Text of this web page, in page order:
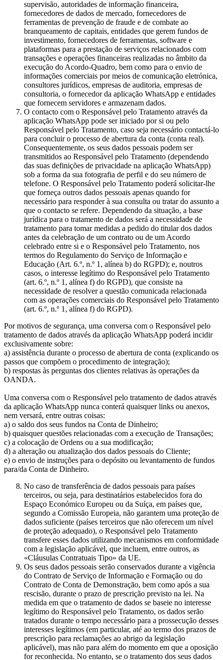
supervisão, autoridades de informação financeira,
fornecedores de dados de mercado, fornecedores de
ferramentas de prevenção de fraude e de combate ao
branqueamento de capitais, entidades que gerem fundos de
investimento, fornecedores de ferramentas, software e
plataformas para a prestação de serviços relacionados com
transações e operações financeiras realizadas no âmbito da
execução do Acordo-Quadro, bem como para o envio de
informações comerciais por meios de comunicação eletrónica,
consultores jurídicos, empresas de auditoria, empresas de
consultoria, o fornecedor da aplicação WhatsApp e entidades
que fornecem servidores e armazenam dados.
O contacto com o Responsável pelo Tratamento através da
aplicação WhatsApp pode ser iniciado por si ou pelo
Responsável pelo Tratamento, caso seja necessário contactá-lo
para concluir o processo de abertura da conta (conta real).
Consequentemente, os seus dados pessoais podem ser
transmitidos ao Responsável pelo Tratamento (dependendo
das suas definições de privacidade na aplicação WhatsApp)
sob a forma da sua fotografia de perfil e do seu número de
telefone. O Responsável pelo Tratamento poderá solicitar-lhe
que forneça outros dados pessoais apenas quando for
necessário para responder à sua consulta ou tratar do assunto a
que o contacto se refere. Dependendo da situação, a base
jurídica para o tratamento de dados será a necessidade de
tratamento para tomar medidas a pedido do titular dos dados
antes da celebração de um contrato ou de um Acordo
celebrado entre si e o Responsável pelo Tratamento, nos
termos do Regulamento do Serviço de Informação e
Educação (Art. 6.º, n.º 1, alínea b) do RGPD); e, noutros
casos, o interesse legítimo do Responsável pelo Tratamento
(art. 6.º, n.º 1, alínea f) do RGPD), que consiste na
necessidade de resolver a questão comunicada relacionada
com as operações comerciais do Responsável pelo Tratamento
(art. 6.º, n.º 1, alínea f) do RGPD).
Por motivos de segurança, uma conversa com o Responsável pelo
tratamento de dados através da aplicação WhatsApp poderá incidir
exclusivamente sobre:
a) assistência durante o processo de abertura de conta (explicando os
passos que compõem o procedimento de integração);
b) respostas às perguntas dos clientes relativas às operações da
OANDA.
Uma conversa com o Responsável pelo tratamento de dados através
da aplicação WhatsApp nunca conterá quaisquer links ou anexos,
nem versará, entre outras coisas:
a) o saldo dos seus fundos na Conta de Dinheiro;
b) quaisquer questões relacionadas com a execução de Transações;
c) a colocação de Ordens ou a sua modificação;
d) a alteração ou atualização dos dados pessoais do Cliente;
e) o envio de instruções para o depósito ou levantamento de fundos
para/da Conta de Dinheiro.
No caso de transferência de dados pessoais para países
terceiros, ou seja, para destinatários estabelecidos fora do
Espaço Económico Europeu ou da Suíça, em países que,
segundo a Comissão Europeia, não garantem uma proteção de
dados suficiente (países terceiros que não oferecem um nível
de proteção adequado), o Responsável pelo Tratamento
transfere esses dados utilizando mecanismos em conformidade
com a legislação aplicável, que incluem, entre outros, as
«Cláusulas Contratuais Tipo» da UE.
Os seus dados pessoais serão conservados durante a vigência
do Contrato de Serviço de Informação e Formação ou do
Contrato de Conta de Demonstração, bem como após a sua
rescisão, durante o prazo de prescrição previsto na lei. Na
medida em que o tratamento de dados se baseie no interesse
legítimo do Responsável pelo Tratamento, os dados serão
tratados durante o tempo necessário para a prossecução desses
interesses legítimos (em particular, até ao termo dos prazos de
prescrição para reclamações ao abrigo da legislação
aplicável), mas não para além do momento em que a oposição
for reconhecida. No entanto, se o tratamento dos seus dados